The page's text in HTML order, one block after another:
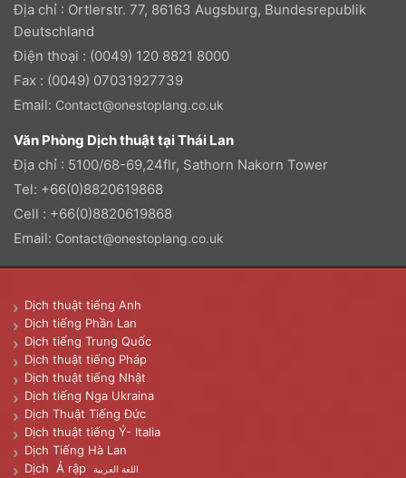
Địa chỉ : Ortlerstr. 77, 86163 Augsburg, Bundesrepublik
Deutschland
Điện thoại : (0049) 120 8821 8000
Fax : (0049) 07031927739
Email: Contact@onestoplang.co.uk
Văn Phòng Dịch thuật tại Thái Lan
Địa chỉ : 5100/68-69,24flr, Sathorn Nakorn Tower
Tel: +66(0)8820619868
Cell : +66(0)8820619868
Email: Contact@onestoplang.co.uk
Dịch thuật tiếng Anh
Dịch tiếng Phần Lan
Dịch tiếng Trung Quốc
Dịch thuật tiếng Pháp
Dịch thuật tiếng Nhật
Dịch tiếng Nga Ukraina
Dịch Thuật Tiếng Đức
Dịch thuật tiếng Ý- Italia
Dịch Tiếng Hà Lan
Dịch Ả rập
اللغة العربية